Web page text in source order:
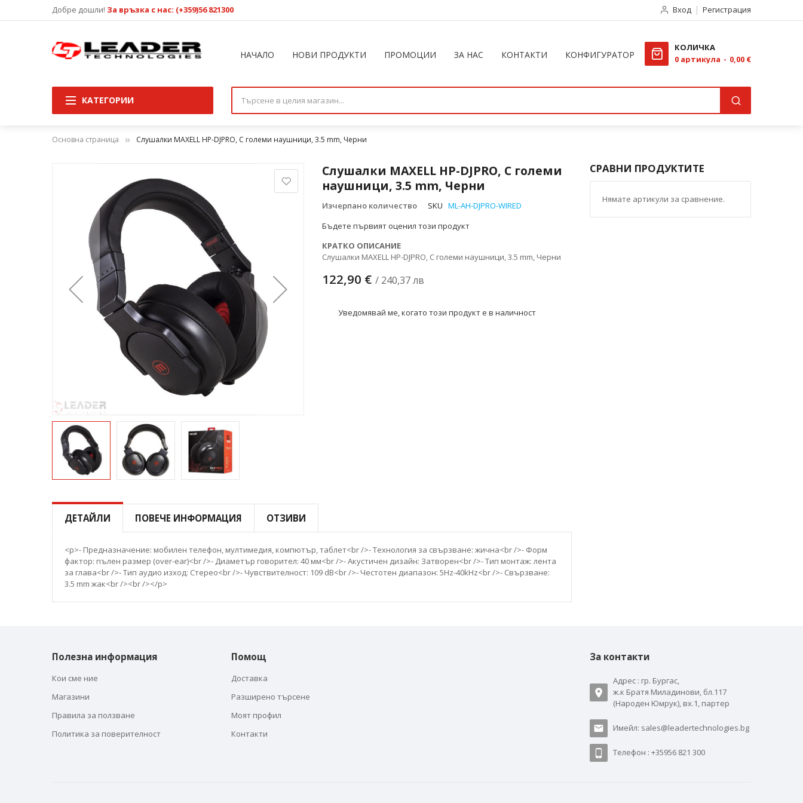
Добре дошли! За връзка с нас: (+359)56 821300 Вход Регистрация
НАЧАЛО НОВИ ПРОДУКТИ ПРОМОЦИИ ЗА НАС КОНТАКТИ КОНФИГУРАТОР
КОЛИЧКА
0 артикула 0,00 €
КАТЕГОРИИ
Основна страница Слушалки MAXELL HP-DJPRO, С големи наушници, 3.5 mm, Черни
Слушалки MAXELL HP-DJPRO, С големи
наушници, 3.5 mm, Черни
Изчерпано количество SKU ML-AH-DJPRO-WIRED
Бъдете първият оценил този продукт
КРАТКО ОПИСАНИЕ
Слушалки MAXELL HP-DJPRO, С големи наушници, 3.5 mm, Черни
122,90 € / 240,37 лв
Уведомявай ме, когато този продукт е в наличност
изображенията
към
началото
снимки
ДЕТАЙЛИ ПОВЕЧЕ ИНФОРМАЦИЯ ОТЗИВИ
<p>- Предназначение: мобилен телефон, мултимедия, компютър, таблет<br />- Технология за свързване: жична<br />- Форм
фактор: пълен размер (over-ear)<br />- Диаметър говорител: 40 мм<br />- Акустичен дизайн: Затворен<br />- Тип монтаж: лента
за глава<br />- Тип аудио изход: Стерео<br />- Чувствителност: 109 dB<br />- Честотен диапазон: 5Hz-40kHz<br />- Свързване:
3.5 mm жак<br /><br /></p>
СРАВНИ ПРОДУКТИТЕ
Нямате артикули за сравнение.
Полезна информация
Кои сме ние
Магазини
Правила за ползване
Политика за поверителност
Помощ
Доставка
Разширено търсене
Моят профил
Контакти
За контакти
Адрес : гр. Бургас,
ж.к Братя Миладинови, бл.117
(Народен Юмрук), вх.1, партер
Имейл: sales@leadertechnologies.bg
Телефон : +35956 821 300